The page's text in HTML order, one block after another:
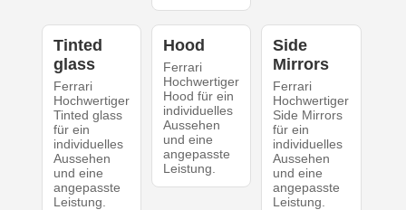
Tinted
glass
Ferrari
Hochwertiger
Tinted glass
für ein
individuelles
Aussehen
und eine
angepasste
Leistung.
Hood
Ferrari
Hochwertiger
Hood für ein
individuelles
Aussehen
und eine
angepasste
Leistung.
Side
Mirrors
Ferrari
Hochwertiger
Side Mirrors
für ein
individuelles
Aussehen
und eine
angepasste
Leistung.